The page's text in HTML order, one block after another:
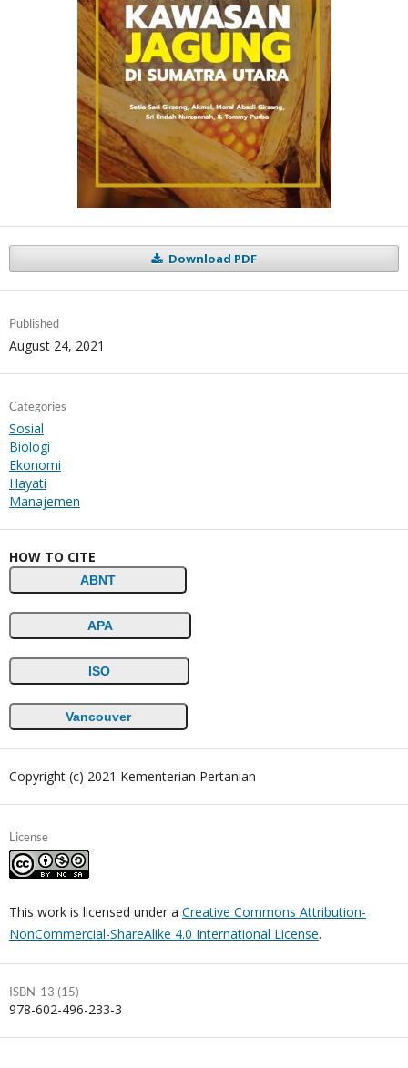
Download PDF
Published
August 24, 2021
Categories
Sosial
Biologi
Ekonomi
Hayati
Manajemen
HOW TO CITE
ABNT
APA
ISO
Vancouver
Copyright (c) 2021 Kementerian Pertanian
License
This work is licensed under a Creative Commons Attribution-
NonCommercial-ShareAlike 4.0 International License.
ISBN-13 (15)
978-602-496-233-3